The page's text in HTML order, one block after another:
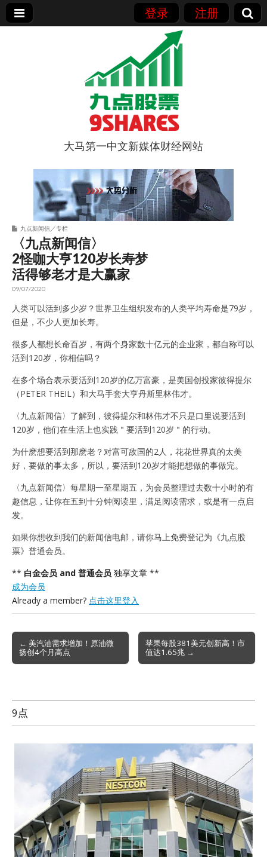
登录 注册
9点股票
大马第一中文新媒体财经网站
九点新闻信／专栏
〈九点新闻信〉
2怪咖大亨120岁长寿梦
活得够老才是大赢家
09/07/2020
人类可以活到多少岁？世界卫生组织发布的人类平均寿命是79岁，
但是，不少人更加长寿。
很多人都想长命百岁，有两个身家数十亿元的企业家，都自称可以
活到120岁，你相信吗？
在多个场合表示要活到120岁的亿万富豪，是美国创投家彼得提尔
（PETER THEIL）和大马手套大亨丹斯里林伟才。
〈九点新闻信〉了解到，彼得提尔和林伟才不只是口里说要活到
120岁，他们在生活上也实践＂要活到120岁＂的行动。
为什麽想要活到那麽老？对富可敌国的2人，花花世界真的太美
好，要做的事太多，所以，要活到120岁才能把想做的事做完。
〈九点新闻信〉每星期一至星期五，为会员整理过去数十小时的有
趣信息，让你在五到十分钟阅读里，满足阅读需求，或是有一点启
发。
如果你想收到我们的新闻信电邮，请你马上免费登记为《九点股
票》普通会员。
** 白金会员 and 普通会员 独享文章 **
成为会员
Already a member? 点击这里登入
Post
navigation
← 美汽油需求增加！原油微
扬创4个月高点
苹果每股381美元创新高！市
值达1.65兆 →
9点